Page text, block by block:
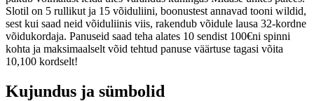
Slotil on 5 rullikut ja 15 võiduliini, boonustest annavad tooni wildid,
sest kui saad neid võiduliinis viis, rakendub võidule lausa 32-kordne
võidukordaja. Panuseid saad teha alates 10 sendist 100€ni spinni
kohta ja maksimaalselt võid tehtud panuse väärtuse tagasi võita
10,100 kordselt!
Kujundus ja sümbolid